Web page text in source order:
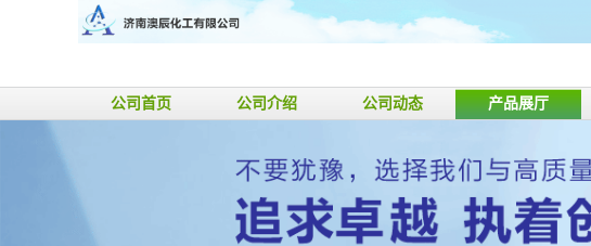
公司首页 公司介绍 公司动态 产品展厅